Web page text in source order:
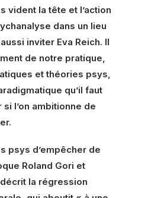
vident la tête et l’action
dans un lieu
inviter Eva Reich. Il
de notre pratique,
et théories psys,
qu’il faut
l’on ambitionne de
psys d’empêcher de
Roland Gori et
la régression